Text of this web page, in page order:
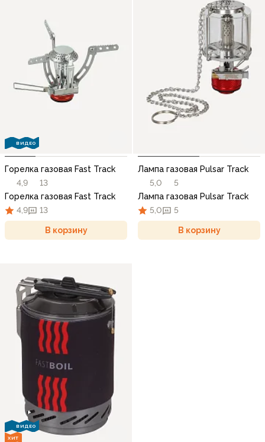
ВИДЕО
Горелка газовая Fast Track
4,9
13
Горелка газовая Fast Track
4,9
13
В корзину
Лампа газовая Pulsar Track
5,0
5
Лампа газовая Pulsar Track
5,0
5
В корзину
ВИДЕО
ХИТ